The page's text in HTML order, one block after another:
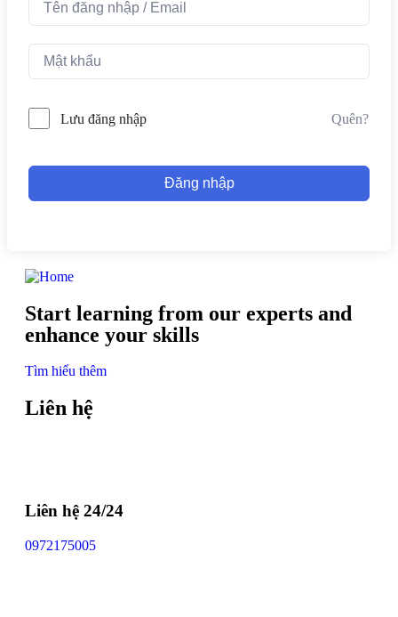
Lưu đăng nhập Quên?
Đăng nhập
Start learning from our experts and
enhance your skills
Tìm hiểu thêm
Liên hệ
Liên hệ 24/24
0972175005